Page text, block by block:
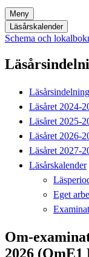
Meny
Läsårskalender
Schema och
Läsårsindelning
Läsåret 2024-
Läsåret 2025-
Läsåret 2026-
Läsåret 2027-
Läsårskalender
Eget
Om-
2026 (OmE1